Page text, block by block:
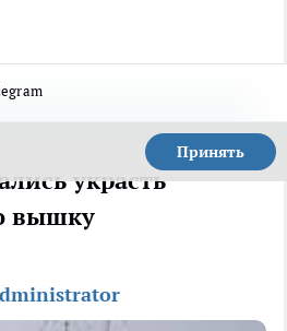
Принять
украсть
вышку